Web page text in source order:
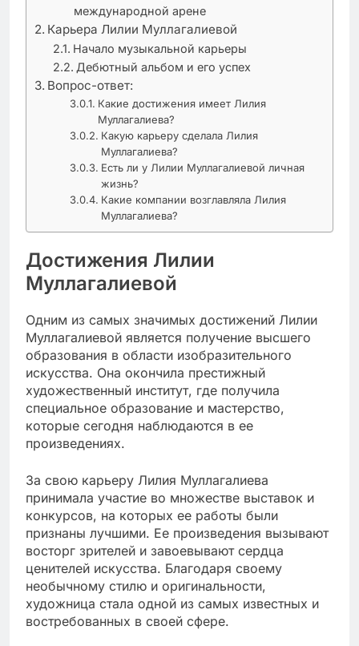
международной арене
Карьера Лилии Муллагалиевой
Начало музыкальной карьеры
Дебютный альбом и его успех
Вопрос-ответ:
Какие достижения имеет Лилия
Муллагалиева?
Какую карьеру сделала Лилия
Муллагалиева?
Есть ли у Лилии Муллагалиевой личная
жизнь?
Какие компании возглавляла Лилия
Муллагалиева?
Достижения Лилии
Муллагалиевой
Одним из самых значимых достижений Лилии
Муллагалиевой является получение высшего
образования в области изобразительного
искусства. Она окончила престижный
художественный институт, где получила
специальное образование и мастерство,
которые сегодня наблюдаются в ее
произведениях.
За свою карьеру Лилия Муллагалиева
принимала участие во множестве выставок и
конкурсов, на которых ее работы были
признаны лучшими. Ее произведения вызывают
восторг зрителей и завоевывают сердца
ценителей искусства. Благодаря своему
необычному стилю и оригинальности,
художница стала одной из самых известных и
востребованных в своей сфере.